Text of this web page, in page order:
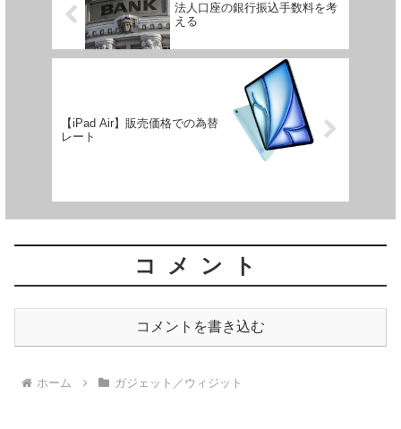
法人口座の銀行振込手数料を考
える
【iPad Air】販売価格での為替
レート
コメント
コメントを書き込む
ホーム ガジェット／ウィジット